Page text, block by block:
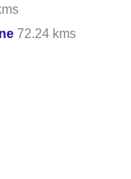
72.24 kms